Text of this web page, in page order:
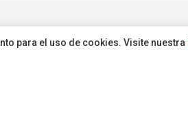
para el uso de cookies. Visite nuestra